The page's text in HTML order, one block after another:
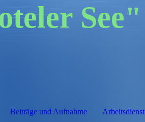
See"
Beiträge und Aufnahme Arbeitsdienst